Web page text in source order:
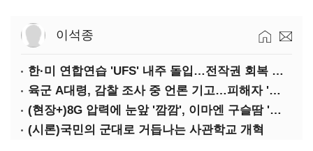
이석종
한·미 연합연습 'UFS' 내주 돌입…전작권 회복 카운트다운
육군 A대령, 감찰 조사 중 언론 기고…피해자 '부글부글'
(현장+)8G 압력에 눈앞 '깜깜', 이마엔 구슬땀 '뚝뚝'…화려한 에어쇼 뒤 땀방울
(시론)국민의 군대로 거듭나는 사관학교 개혁